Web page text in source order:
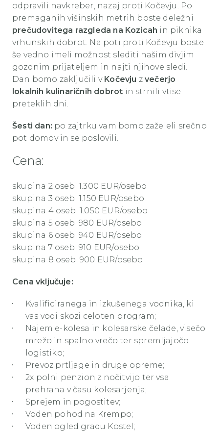
odpravili navkreber, nazaj proti Kočevju. Po
premaganih višinskih metrih boste deležni
prečudovitega razgleda na Kozicah in piknika
vrhunskih dobrot. Na poti proti Kočevju boste
še vedno imeli možnost slediti našim divjim
gozdnim prijateljem in najti njihove sledi.
Dan bomo zaključili v Kočevju zvečerjo
lokalnih kulinaričnih dobrot in strnili vtise
preteklih dni.
Šesti dan: po zajtrku vam bomo zaželeli srečno
pot domov in se poslovili.
Cena:
skupina 2 oseb: 1.300 EUR/osebo
skupina 3 oseb: 1.150 EUR/osebo
skupina 4 oseb: 1.050 EUR/osebo
skupina 5 oseb: 980 EUR/osebo
skupina 6 oseb: 940 EUR/osebo
skupina 7 oseb: 910 EUR/osebo
skupina 8 oseb: 900 EUR/osebo
Cena vključuje:
Kvalificiranega in izkušenega vodnika, ki
vas vodi skozi celoten program;
Najem e-kolesa in kolesarske čelade, visečo
mrežo in spalno vrečo ter spremljajočo
logistiko;
Prevoz prtljage in druge opreme;
2x polni penzion z nočitvijo ter vsa
prehrana v času kolesarjenja;
Sprejem in pogostitev;
Voden pohod na Krempo;
Voden ogled gradu Kostel;